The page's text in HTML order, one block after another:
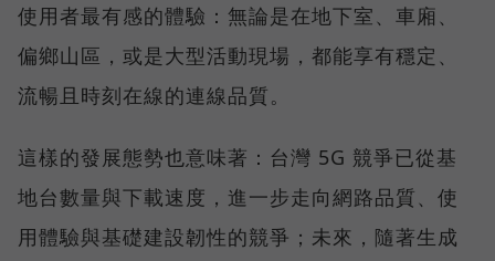
使用者最有感的體驗：無論是在地下室、車廂、
偏鄉山區，或是大型活動現場，都能享有穩定、
流暢且時刻在線的連線品質。
這樣的發展態勢也意味著：台灣 5G 競爭已從基
地台數量與下載速度，進一步走向網路品質、使
用體驗與基礎建設韌性的競爭；未來，隨著生成